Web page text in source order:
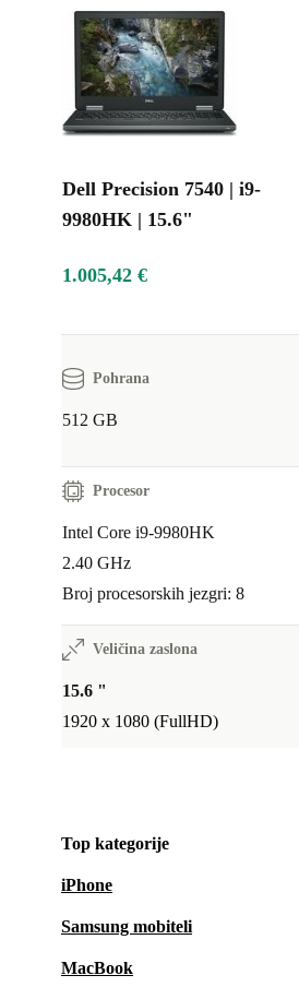
Dell Precision 7540 | i9-
9980HK | 15.6"
1.005,42 €
Pohrana
512 GB
Procesor
Intel Core i9-9980HK
2.40 GHz
Broj procesorskih jezgri: 8
Veličina zaslona
15.6 "
1920 x 1080 (FullHD)
Top kategorije
iPhone
Samsung mobiteli
MacBook